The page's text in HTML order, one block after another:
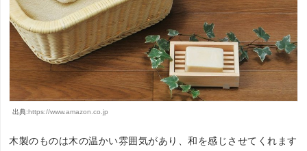
出典:https://www.amazon.co.jp
木製のものは木の温かい雰囲気があり、和を感じさせてくれます